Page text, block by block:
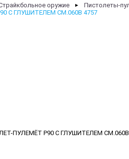
оружие ►
Пистолеты-
С ГЛУШИТЕЛЕМ CM.060B 4757